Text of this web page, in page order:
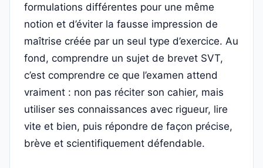
formulations différentes pour une même
notion et d’éviter la fausse impression de
maîtrise créée par un seul type d’exercice. Au
fond, comprendre un sujet de brevet SVT,
c’est comprendre ce que l’examen attend
vraiment : non pas réciter son cahier, mais
utiliser ses connaissances avec rigueur, lire
vite et bien, puis répondre de façon précise,
brève et scientifiquement défendable.